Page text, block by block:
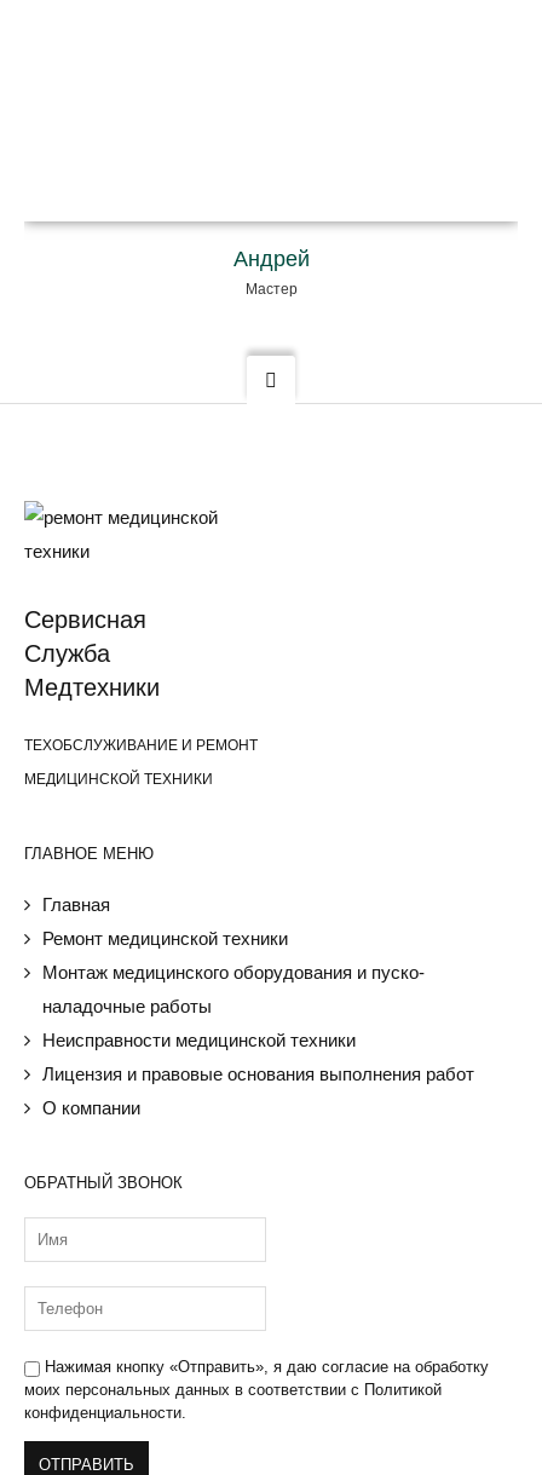
Андрей
Мастер
Cервисная
Cлужба
Медтехники
ТЕХОБСЛУЖИВАНИЕ И РЕМОНТ
МЕДИЦИНСКОЙ ТЕХНИКИ
ГЛАВНОЕ МЕНЮ
Главная
Ремонт медицинской техники
Монтаж медицинского оборудования и пуско-
наладочные работы
Неисправности медицинской техники
Лицензия и правовые основания выполнения работ
О компании
ОБРАТНЫЙ ЗВОНОК
Нажимая кнопку «Отправить», я даю согласие на обработку
моих персональных данных в соответствии с Политикой
конфиденциальности.